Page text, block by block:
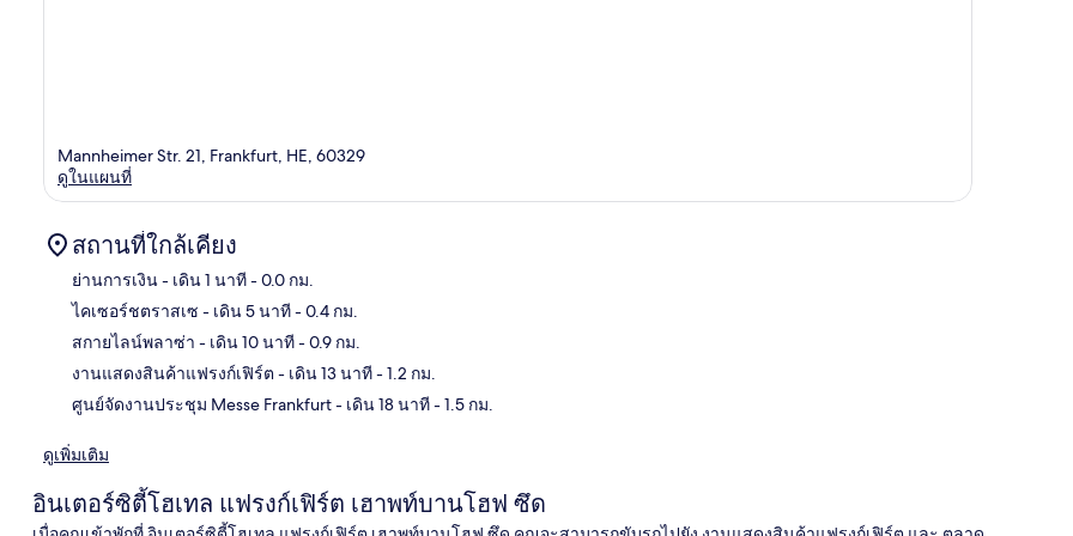
Mannheimer Str. 21, Frankfurt, HE, 60329
ดูในแผนที่
สถานที่ใกล้เคียง
ย่านการเงิน- เดิน 1 นาที- 0.0 กม.
ไคเซอร์ชตราสเซ - เดิน 5 นาที- 0.4 กม.
สกายไลน์พลาซ่า - เดิน 10 นาที- 0.9 กม.
งานแสดงสินค้าแฟรงก์เฟิร์ต - เดิน 13 นาที- 1.2 กม.
ศูนย์จัดงานประชุม Messe Frankfurt- เดิน 18 นาที- 1.5 กม.
ดูเพิ่มเติม
อินเตอร์ซิตี้โฮเทล แฟรงก์เฟิร์ต เฮาพท์บานโฮฟ ซึด